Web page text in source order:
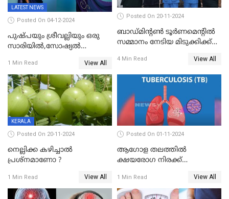
LATEST NEWS
Posted On 04-12-2024
പുഷ്പയും ശ്രീവല്ലിയും ഒരു
സാരിയിൽ,സോഷ്യൽ
രശ്മികയുടെ പുഷ്പ 2
പ്രൊമോഷൻ
1 Min Read View All
Posted On 20-11-2024
ബാഡ്മിന്റൺ ടൂർണമെന്റിൽ
സമ്മാനം നേടിയ മിടുക്കിക്ക്
കോളേജിൽ പുതു ജന്മം
4 Min Read View All
KERALA
Posted On 20-11-2024
നെല്ലിക്ക കഴിച്ചാല്‍
പ്രശ്നമാണോ ?
1 Min Read View All
Posted On 01-11-2024
ആഗോള തലത്തിൽ
ക്ഷയരോഗ നിരക്ക്
സംഘടന
1 Min Read View All